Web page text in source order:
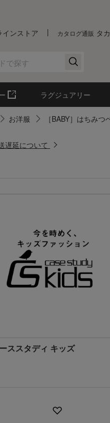
インストア カタログ通販 タ
ラグジュアリー
お洋服 ［BABY］はちみ
遅延について
ススタディ キッズ